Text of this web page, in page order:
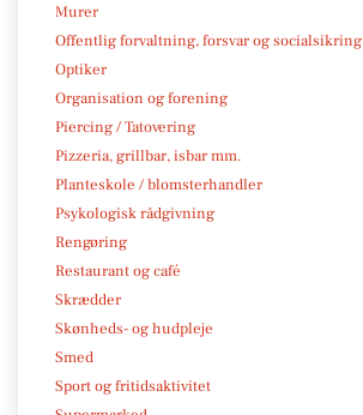
Murer
Offentlig forvaltning, forsvar og socialsikring
Optiker
Organisation og forening
Piercing / Tatovering
Pizzeria, grillbar, isbar mm.
Planteskole / blomsterhandler
Psykologisk rådgivning
Rengøring
Restaurant og café
Skrædder
Skønheds- og hudpleje
Smed
Sport og fritidsaktivitet